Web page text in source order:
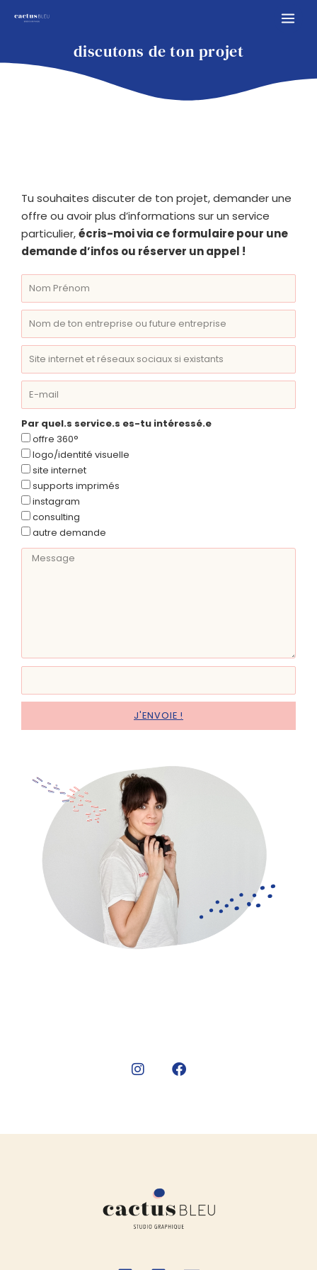
discutons de ton projet
Tu souhaites discuter de ton projet, demander une
offre ou avoir plus d’informations sur un service
particulier,écris-moi via ce formulaire pour une
demande d’infos ou réserver un appel !
Par quel.s service.s es-tu intéressé.e
offre 360°
logo/identité visuelle
site internet
supports imprimés
instagram
consulting
autre demande
J'ENVOIE !